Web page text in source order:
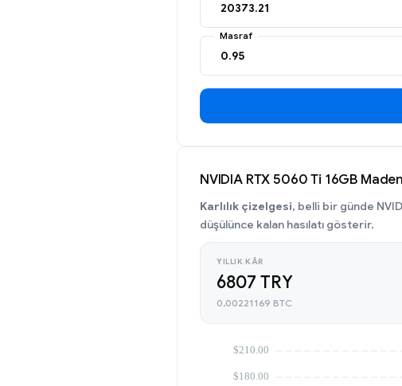
Masraf
NVIDIA RTX 5060 Ti 16GB
Karlılık çizelgesi, belli bir günde
düşülünce kalan hasılatı gösterir.
YILLIK KÂR
6807 TRY
0,00221169 BTC